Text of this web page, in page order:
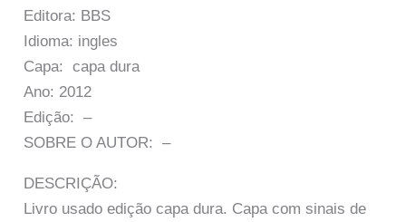
Editora: BBS
Idioma: ingles
Capa: capa dura
Ano: 2012
Edição: –
SOBRE O AUTOR: –
DESCRIÇÃO:
Livro usado edição capa dura. Capa com sinais de